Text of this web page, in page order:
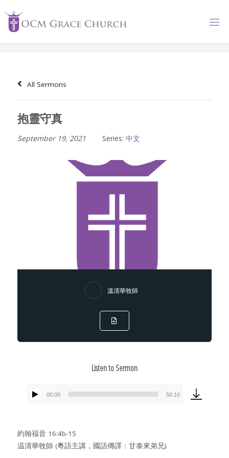
content
All Sermons
抱靈守真
September 19, 2021 Series: 中文
溫清華牧師
Listen to Sermon
Audio
00:00 50:10
約翰福音 16:4b-15
温清華牧師 (粵語主講，國語傳譯：甘泰來弟兄)